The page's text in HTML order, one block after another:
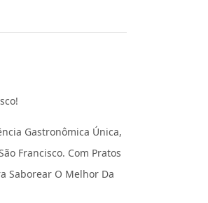
Gastronômica Única,
Francisco. Com Pratos
Saborear O Melhor Da